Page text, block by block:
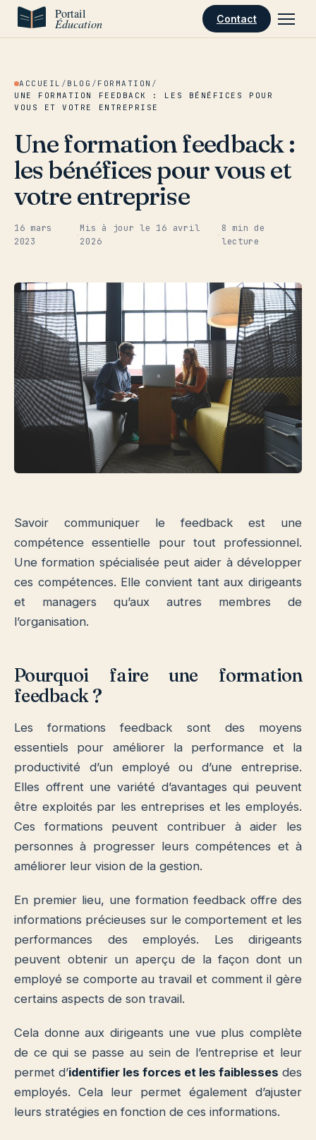
Aller au contenu
Contact
ACCUEIL / BLOG / FORMATION /
UNE FORMATION FEEDBACK : LES BÉNÉFICES POUR
VOUS ET VOTRE ENTREPRISE
Une formation feedback :
les bénéfices pour vous et
votre entreprise
16 mars
2023
·
Mis à jour le 16 avril
2026
·
8 min de
lecture
Savoir communiquer le feedback est une
compétence essentielle pour tout professionnel.
Une formation spécialisée peut aider à développer
ces compétences. Elle convient tant aux dirigeants
et managers qu’aux autres membres de
l’organisation.
Pourquoi faire une formation
feedback ?
Les formations feedback sont des moyens
essentiels pour améliorer la performance et la
productivité d’un employé ou d’une entreprise.
Elles offrent une variété d’avantages qui peuvent
être exploités par les entreprises et les employés.
Ces formations peuvent contribuer à aider les
personnes à progresser leurs compétences et à
améliorer leur vision de la gestion.
En premier lieu, une formation feedback offre des
informations précieuses sur le comportement et les
performances des employés. Les dirigeants
peuvent obtenir un aperçu de la façon dont un
employé se comporte au travail et comment il gère
certains aspects de son travail.
Cela donne aux dirigeants une vue plus complète
de ce qui se passe au sein de l’entreprise et leur
permet d’identifier les forces et les faiblesses des
employés. Cela leur permet également d’ajuster
leurs stratégies en fonction de ces informations.